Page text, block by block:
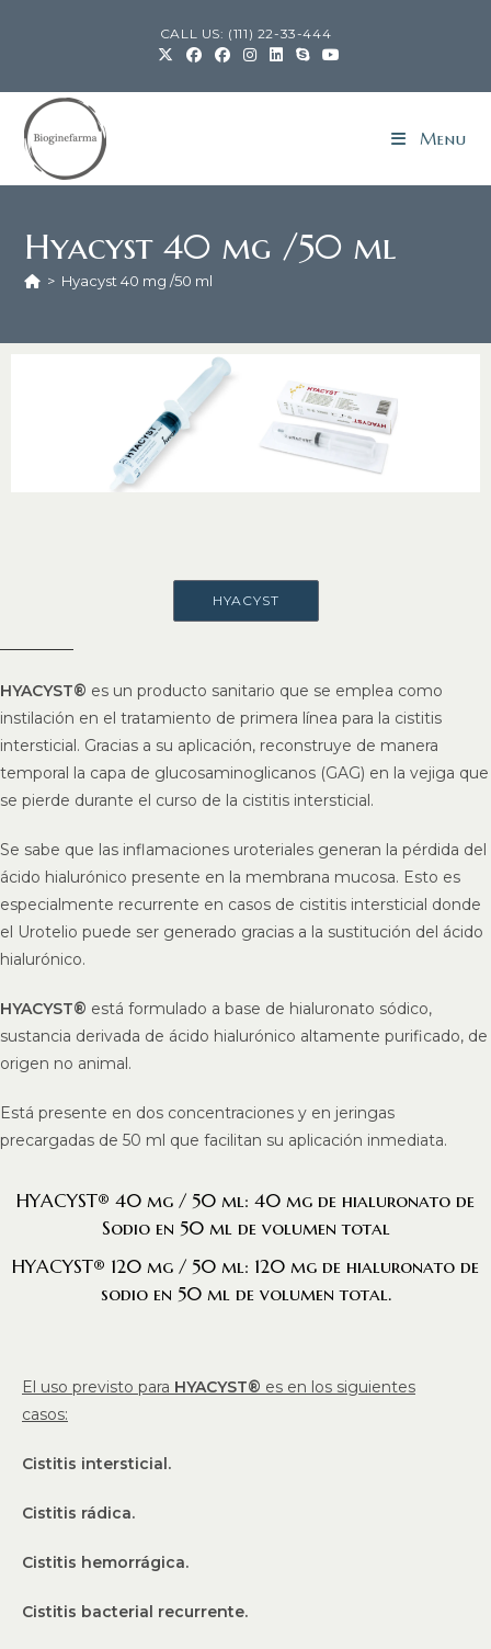
CALL US: (111) 22-33-444
Menu
Hyacyst 40 mg /50 ml
> Hyacyst 40 mg /50 ml
HYACYST
HYACYST® es un producto sanitario que se emplea como
instilación en el tratamiento de primera línea para la cistitis
intersticial. Gracias a su aplicación, reconstruye de manera
temporal la capa de glucosaminoglicanos (GAG) en la vejiga que
se pierde durante el curso de la cistitis intersticial.
Se sabe que las inflamaciones uroteriales generan la pérdida del
ácido hialurónico presente en la membrana mucosa. Esto es
especialmente recurrente en casos de cistitis intersticial donde
el Urotelio puede ser generado gracias a la sustitución del ácido
hialurónico.
HYACYST® está formulado a base de hialuronato sódico,
sustancia derivada de ácido hialurónico altamente purificado, de
origen no animal.
Está presente en dos concentraciones y en jeringas
precargadas de 50 ml que facilitan su aplicación inmediata.
HYACYST® 40 mg / 50 ml: 40 mg de hialuronato de
Sodio en 50 ml de volumen total
HYACYST® 120 mg / 50 ml: 120 mg de hialuronato de
sodio en 50 ml de volumen total.
El uso previsto para HYACYST® es en los siguientes
casos:
Cistitis intersticial.
Cistitis rádica.
Cistitis hemorrágica.
Cistitis bacterial recurrente.